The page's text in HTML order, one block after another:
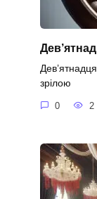
зрілою
0 2